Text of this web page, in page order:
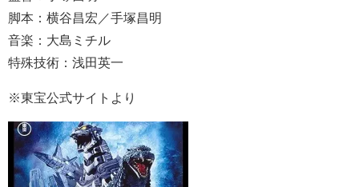
脚本：横谷昌宏／手塚昌明
音楽：大島ミチル
特殊技術：浅田英一
※東宝公式サイトより